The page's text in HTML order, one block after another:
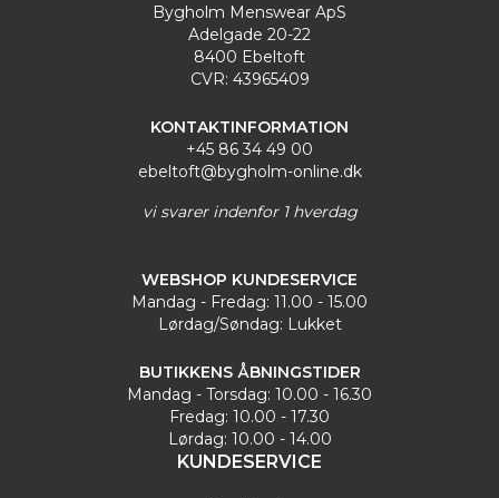
Bygholm Menswear ApS
Adelgade 20-22
8400 Ebeltoft
CVR: 43965409
KONTAKTINFORMATION
+45 86 34 49 00
ebeltoft@bygholm-online.dk
vi svarer indenfor 1 hverdag
WEBSHOP KUNDESERVICE
Mandag - Fredag: 11.00 - 15.00
Lørdag/Søndag: Lukket
BUTIKKENS ÅBNINGSTIDER
Mandag - Torsdag: 10.00 - 16.30
Fredag: 10.00 - 17.30
Lørdag: 10.00 - 14.00
KUNDESERVICE